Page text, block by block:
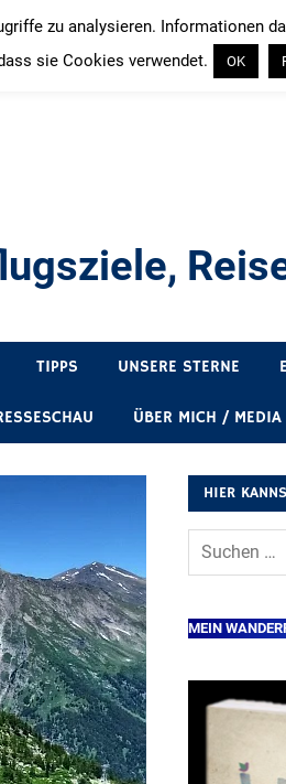
TIPPS UNSERE STERNE
ÜBER MICH /
HIER
MEIN
zu analysieren. Informationen
sie Cookies verwendet.
OK